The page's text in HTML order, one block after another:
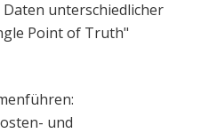
unterschiedlicher
Point of Truth"
und